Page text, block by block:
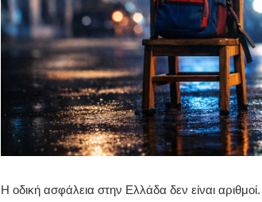
Η οδική ασφάλεια στην Ελλάδα δεν είναι